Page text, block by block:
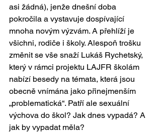
asi žádná), jenže dnešní doba
pokročila a vystavuje dospívající
mnoha novým výzvám. A přehlíží je
všichni, rodiče i školy. Alespoň trošku
změnit se vše snaží Lukáš Rychetský,
který v rámci projektu LAJFR školám
nabízí besedy na témata, která jsou
obecně vnímána jako přinejmenším
„problematická“. Patří ale sexuální
výchova do škol? Jak dnes vypadá? A
jak by vypadat měla?